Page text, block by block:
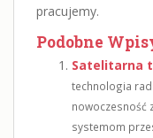
pracujemy.
Podobne
Satelitarna
technologia
nowoczesność
systemom